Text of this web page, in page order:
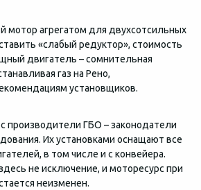
мотор агрегатом для двухсотсильных
«слабый редуктор», стоимость
двигатель – сомнительная
газ на Рено,
установщиков.
производители ГБО – законодатели
Их установками оснащают все
в том числе и с конвейера.
не исключение, и моторесурс при
неизменен.